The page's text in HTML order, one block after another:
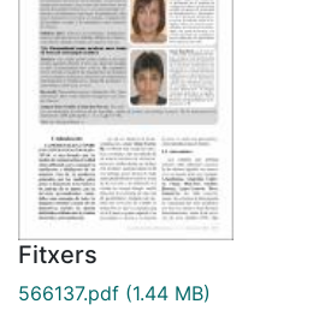
Fitxers
566137.pdf (1.44 MB)